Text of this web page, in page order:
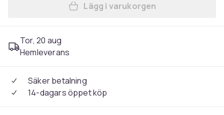
Lägg till Disney Dam/Dam
Lägg i varukorgen
Tor, 20 aug
Hemleverans
Säker betalning
14-dagars öppet köp